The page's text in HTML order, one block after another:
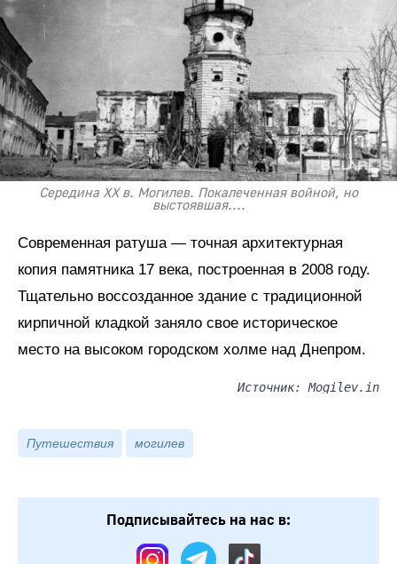
Середина XX в. Могилев. Покалеченная войной, но
выстоявшая....
Современная ратуша — точная архитектурная
копия памятника 17 века, построенная в 2008 году.
Тщательно воссозданное здание с традиционной
кирпичной кладкой заняло свое историческое
место на высоком городском холме над Днепром.
Источник: Mogilev.in
Путешествия могилев
Подписывайтесь на нас в: